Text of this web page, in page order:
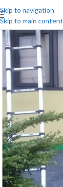
Skip to navigation
Skip to main content